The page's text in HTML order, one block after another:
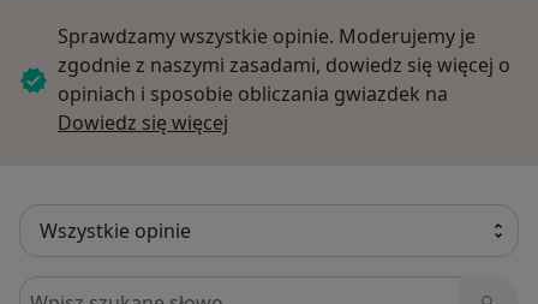
Sprawdzamy wszystkie opinie. Moderujemy je
zgodnie z naszymi zasadami, dowiedz się więcej o
opiniach i sposobie obliczania gwiazdek na
Dowiedz się więcej
Szukaj w opiniach